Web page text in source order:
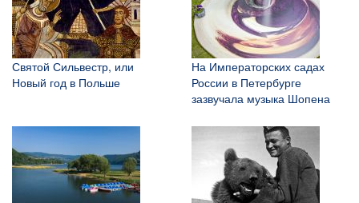
Святой Сильвестр, или
Новый год в Польше
На Императорских садах
России в Петербурге
зазвучала музыка Шопена